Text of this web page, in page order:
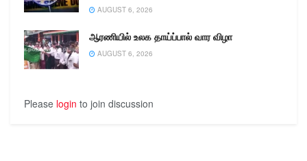
AUGUST 6, 2026
ஆரணியில் உலக தாய்ப்பால் வார விழா
AUGUST 6, 2026
Please login to join discussion